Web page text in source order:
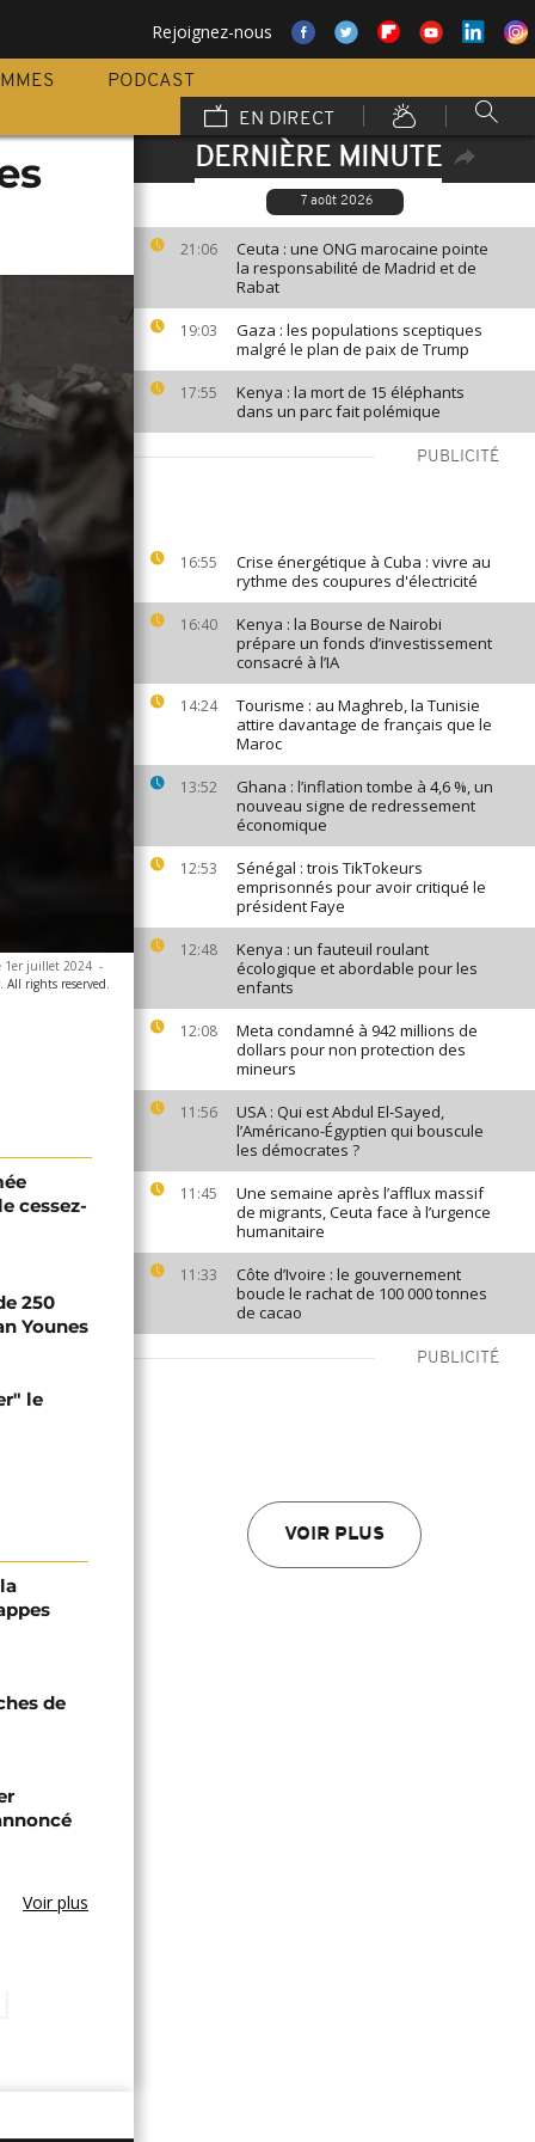
Rejoignez-nous
PODCAST
EN DIRECT
DERNIÈRE MINUTE
7 août 2026
21:06
Ceuta : une ONG marocaine pointe
la responsabilité de Madrid et de
Rabat
19:03
Gaza : les populations sceptiques
malgré le plan de paix de Trump
17:55
Kenya : la mort de 15 éléphants
dans un parc fait polémique
PUBLICITÉ
16:55
Crise énergétique à Cuba : vivre au
rythme des coupures d'électricité
16:40
Kenya : la Bourse de Nairobi
prépare un fonds d’investissement
consacré à l’IA
14:24
Tourisme : au Maghreb, la Tunisie
attire davantage de français que le
Maroc
13:52
Ghana : l’inflation tombe à 4,6 %, un
nouveau signe de redressement
économique
12:53
Sénégal : trois TikTokeurs
emprisonnés pour avoir critiqué le
président Faye
12:48
Kenya : un fauteuil roulant
écologique et abordable pour les
enfants
12:08
Meta condamné à 942 millions de
dollars pour non protection des
mineurs
11:56
USA : Qui est Abdul El-Sayed,
l’Américano-Égyptien qui bouscule
les démocrates ?
11:45
Une semaine après l’afflux massif
de migrants, Ceuta face à l’urgence
humanitaire
11:33
Côte d’Ivoire : le gouvernement
boucle le rachat de 100 000 tonnes
de cacao
PUBLICITÉ
VOIR PLUS
1er juillet 2024 -
All rights reserved.
cessez-
250
Younes
le
de
Voir plus